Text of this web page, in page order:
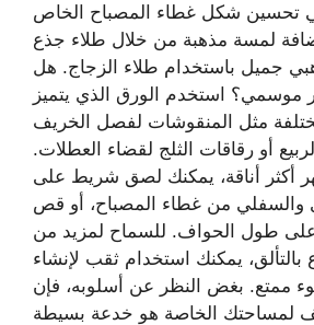
تحسين شكل غطاء المصباح الخاص
لمسة مذهبة من خلال طلاء جذع
جميل باستخدام طلاء الزجاج. هل
موسمي؟ استخدم الورق الذي يتميز
مثل المنقوشات لفصل الخريف
أو رقاقات الثلج لقضاء العطلات.
أكثر أناقة، يمكنك لصق شريط على
والسفلي من غطاء المصباح، أو قص
طول الحواف. للسماح لمزيد من
يمكنك استخدام ثقب لإنشاء
ممتع. بغض النظر عن أسلوبه، فإن
لمساحتك الخاصة هو خدعة بسيطة